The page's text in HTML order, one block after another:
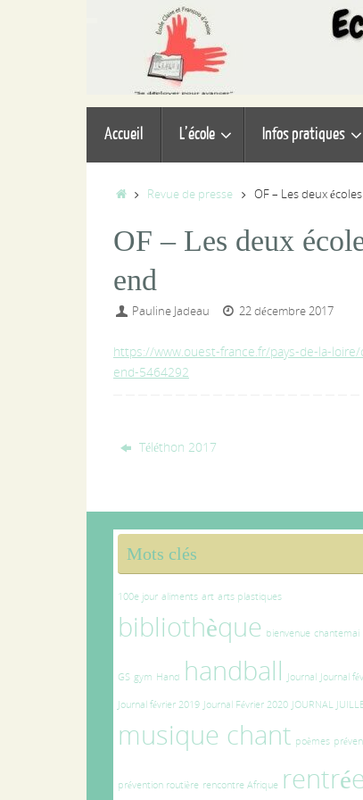
Accueil L’école Infos pratiques
AccueilRevue de presse OF – Les deux
OF – Les deux
end
Pauline Jadeau 22 décembre 2017
https://www.ouest-france.fr/pays-de-la-
end-5464292
Téléthon 2017
Mots clés
100e jour aliments art arts plastiques
bibliothèque bienvenue chantemai
GS gym Hand handball Journal Journal
Journal février 2019 Journal Février 2020 JOURNAL
musique chant poèmes
prévention routière rencontre Afrique rentrée